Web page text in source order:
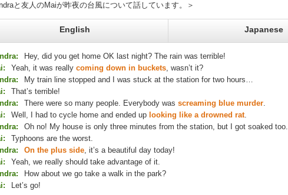
と友人のMaiが昨夜の台風について話しています。＞
English Japanese
Hey, did you get home OK last night? The rain was terrible!
Yeah, it was really coming down in buckets, wasn’t it?
My train line stopped and I was stuck at the station for two hours…
That’s terrible!
There were so many people. Everybody was screaming blue murder.
Well, I had to cycle home and ended up looking like a drowned rat.
Oh no! My house is only three minutes from the station, but I got soaked too.
Typhoons are the worst.
On the plus side, it’s a beautiful day today!
Yeah, we really should take advantage of it.
How about we go take a walk in the park?
Let’s go!